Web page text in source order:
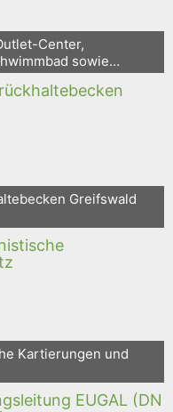
Center,
sowie
Anbindung an die
Greifswald
Kartierungen und